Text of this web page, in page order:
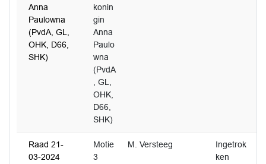
Anna
Paulowna
(PvdA, GL,
OHK, D66,
SHK)
konin
gin
Anna
Paulo
wna
(PvdA
, GL,
OHK,
D66,
SHK)
Raad 21-
03-2024
Motie
3
M. Versteeg
Ingetrok
ken